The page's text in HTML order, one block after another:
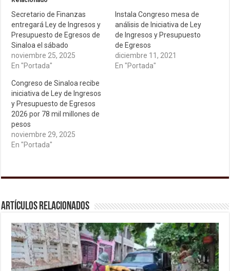
Secretario de Finanzas
entregará Ley de Ingresos y
Presupuesto de Egresos de
Sinaloa el sábado
noviembre 25, 2025
En "Portada"
Instala Congreso mesa de
análisis de Iniciativa de Ley
de Ingresos y Presupuesto
de Egresos
diciembre 11, 2021
En "Portada"
Congreso de Sinaloa recibe
iniciativa de Ley de Ingresos
y Presupuesto de Egresos
2026 por 78 mil millones de
pesos
noviembre 29, 2025
En "Portada"
Artículos relacionados